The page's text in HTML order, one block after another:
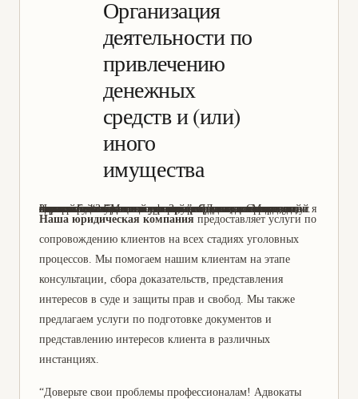
Организация
деятельности по
привлечению
денежных
средств и (или)
иного
имущества
Здравствуйте! Меня зовут Зайцев Даниил Сергеевич, и я являюсь адвокатом по уголовным делам в юридической компании “Зайцев и партнеры”. Я имею многолетний опыт работы в данной сфере, что позволяет мне гарантировать высокое качество предоставляемых услуг. Наша компания специализируется на защите прав и интересов клиентов в уголовных делах, и мы всегда стремимся найти оптимальное решение для каждого случая. Если у вас возникли проблемы с законом, не стесняйтесь обращаться к нам за помощью. Мы всегда готовы помочь!
Наша юридическая компания предоставляет услуги по
сопровождению клиентов на всех стадиях уголовных
процессов. Мы помогаем нашим клиентам на этапе
консультации, сбора доказательств, представления
интересов в суде и защиты прав и свобод. Мы также
предлагаем услуги по подготовке документов и
представлению интересов клиента в различных
инстанциях.
“Доверьте свои проблемы профессионалам! Адвокаты